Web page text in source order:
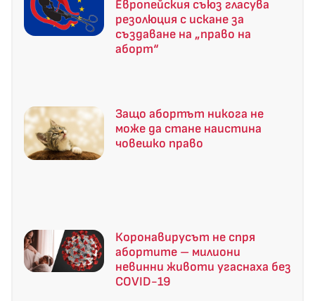
Европейския съюз гласува
резолюция с искане за
създаване на „право на
аборт“
Защо абортът никога не
може да стане наистина
човешко право
Коронавирусът не спря
абортите – милиони
невинни животи угаснаха без
COVID-19